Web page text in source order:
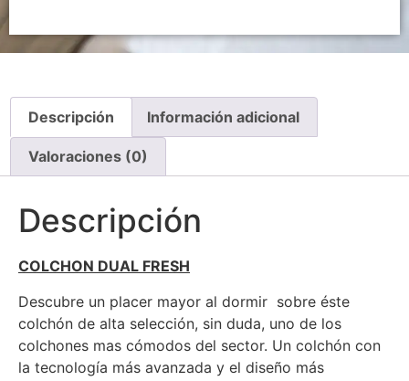
Descripción Información adicional
Valoraciones (0)
Descripción
COLCHON DUAL FRESH
Descubre un placer mayor al dormir sobre éste
colchón de alta selección, sin duda, uno de los
colchones mas cómodos del sector. Un colchón con
la tecnología más avanzada y el diseño más